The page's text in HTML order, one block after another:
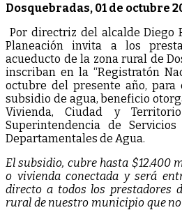
Dosquebradas, 01 de octubre
Por directriz del alcalde Diego
Planeación invita a los
acueducto de la zona rural de
inscriban en la “Registratón
octubre del presente año, para
subsidio de agua, beneficio
Vivienda, Ciudad y
Superintendencia de
Departamentales de Agua.
El subsidio, cubre hasta $12.400
o vivienda conectada y será
directo a todos los prestadores
rural de nuestro municipio que